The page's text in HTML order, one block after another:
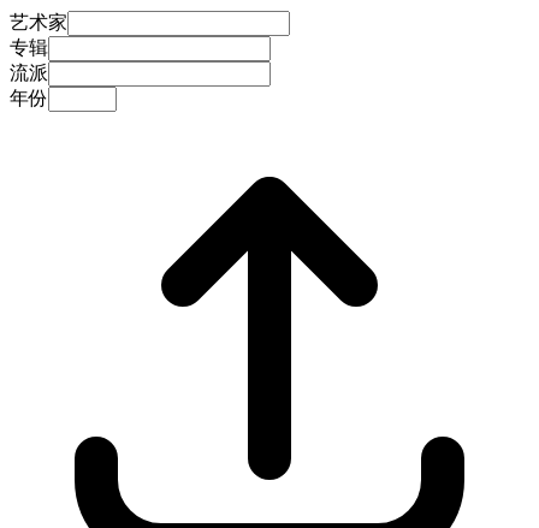
艺术家
专辑
流派
年份